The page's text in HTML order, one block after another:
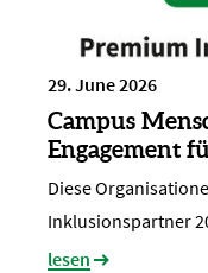
29. June 2026
Campus
Engagement
Diese
Inklusionspartner
lesen